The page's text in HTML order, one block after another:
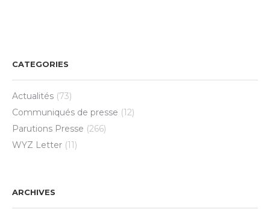
CATEGORIES
Actualités (73)
Communiqués de presse (12)
Parutions Presse (266)
WYZ Letter (11)
ARCHIVES